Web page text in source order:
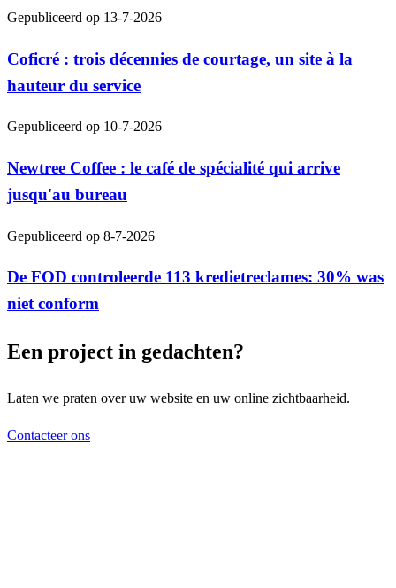
Gepubliceerd op 13-7-2026
Coficré : trois décennies de courtage, un site à la
hauteur du service
Gepubliceerd op 10-7-2026
Newtree Coffee : le café de spécialité qui arrive
jusqu'au bureau
Gepubliceerd op 8-7-2026
De FOD controleerde 113 kredietreclames: 30% was
niet conform
Een project in gedachten?
Laten we praten over uw website en uw online zichtbaarheid.
Contacteer ons